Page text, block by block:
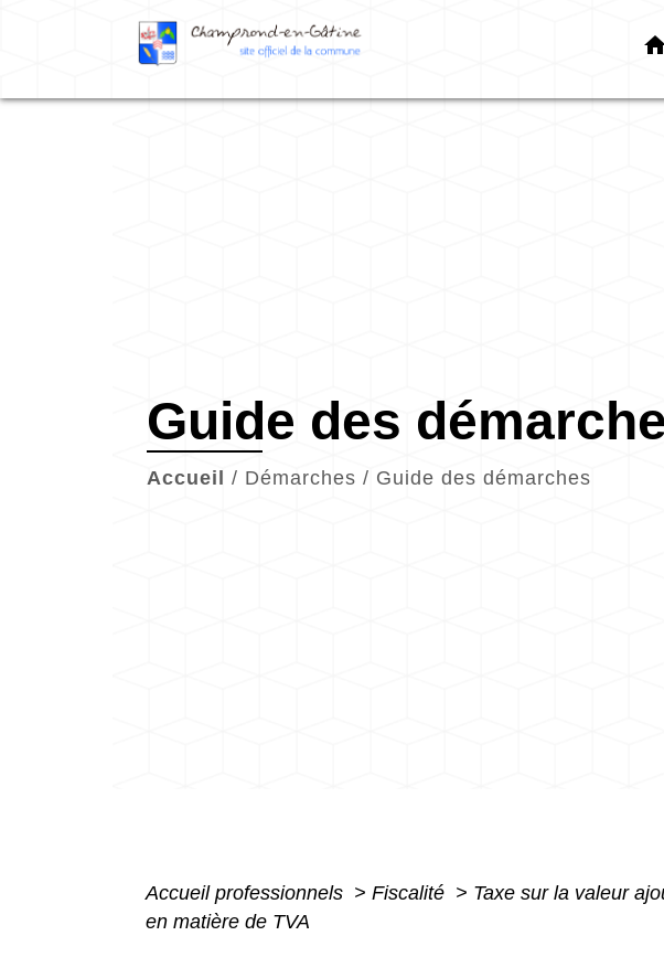
Guide des
Accueil / Démarches / Guide des démarches
Accueil professionnels > Fiscalité > Taxe sur la valeur
en matière de TVA